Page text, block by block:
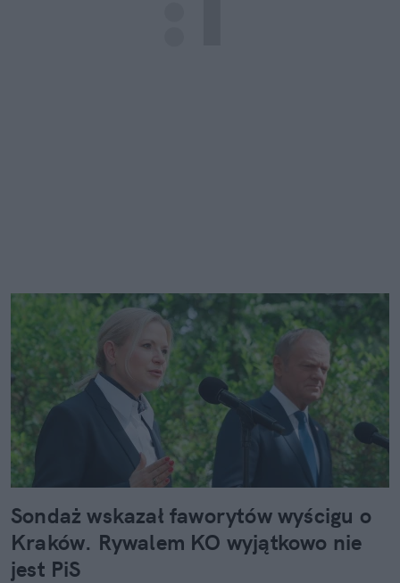
Sondaż wskazał faworytów wyścigu o
Kraków. Rywalem KO wyjątkowo nie
jest PiS